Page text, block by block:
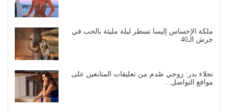
ملكة الإحساس إليسا تسطر ليلة مليئة بالحب في
جرش الـ40
نجلاء بدر: زوجي صُدم من تعليقات المتابعين على
مواقع التواصل…